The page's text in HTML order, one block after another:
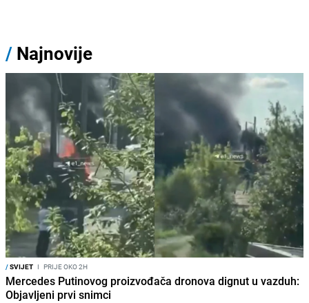
/ Najnovije
/SVIJET I PRIJE OKO 2H
Mercedes Putinovog proizvođača dronova dignut u vazduh:
Objavljeni prvi snimci